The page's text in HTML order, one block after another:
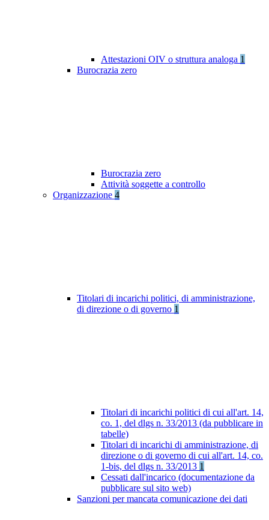
Attestazioni OIV o struttura analoga 1
Burocrazia zero
Burocrazia zero
Attività soggette a controllo
Organizzazione 4
Titolari di incarichi politici, di amministrazione,
di direzione o di governo 1
Titolari di incarichi politici di cui all'art. 14,
co. 1, del dlgs n. 33/2013 (da pubblicare in
tabelle)
Titolari di incarichi di amministrazione, di
direzione o di governo di cui all'art. 14, co.
1-bis, del dlgs n. 33/2013 1
Cessati dall'incarico (documentazione da
pubblicare sul sito web)
Sanzioni per mancata comunicazione dei dati